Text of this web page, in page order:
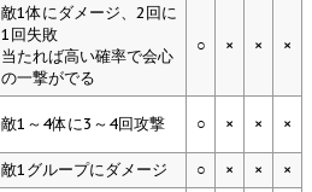
敵1体にダメージ、2回に
1回失敗
当たれば高い確率で会心
の一撃がでる
○ × × ×
敵1～4体に3～4回攻撃 ○ × × ×
敵1グループにダメージ ○ × × ×